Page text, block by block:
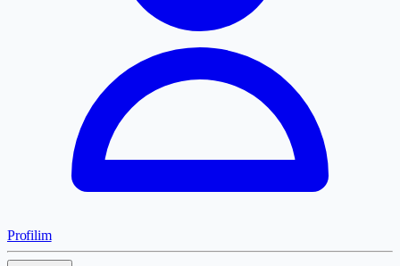
Profilim